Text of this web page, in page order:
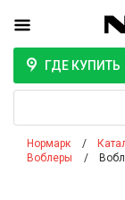
ГДЕ КУПИТЬ
Нормарк
Воблеры